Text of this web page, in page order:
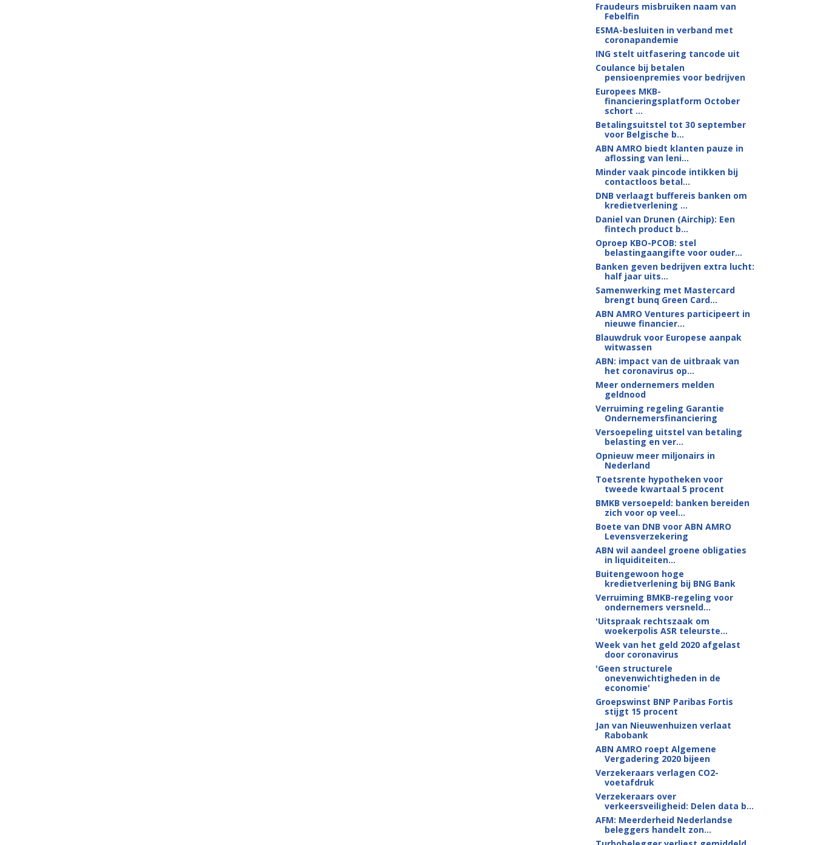
Fraudeurs misbruiken naam van
Febelfin
ESMA-besluiten in verband met
coronapandemie
ING stelt uitfasering tancode uit
Coulance bij betalen
pensioenpremies voor bedrijven
Europees MKB-
financieringsplatform October
schort ...
Betalingsuitstel tot 30 september
voor Belgische b...
ABN AMRO biedt klanten pauze in
aflossing van leni...
Minder vaak pincode intikken bij
contactloos betal...
DNB verlaagt buffereis banken om
kredietverlening ...
Daniel van Drunen (Airchip): Een
fintech product b...
Oproep KBO-PCOB: stel
belastingaangifte voor ouder...
Banken geven bedrijven extra lucht:
half jaar uits...
Samenwerking met Mastercard
brengt bunq Green Card...
ABN AMRO Ventures participeert in
nieuwe financier...
Blauwdruk voor Europese aanpak
witwassen
ABN: impact van de uitbraak van
het coronavirus op...
Meer ondernemers melden
geldnood
Verruiming regeling Garantie
Ondernemersfinanciering
Versoepeling uitstel van betaling
belasting en ver...
Opnieuw meer miljonairs in
Nederland
Toetsrente hypotheken voor
tweede kwartaal 5 procent
BMKB versoepeld: banken bereiden
zich voor op veel...
Boete van DNB voor ABN AMRO
Levensverzekering
ABN wil aandeel groene obligaties
in liquiditeiten...
Buitengewoon hoge
kredietverlening bij BNG Bank
Verruiming BMKB-regeling voor
ondernemers versneld...
'Uitspraak rechtszaak om
woekerpolis ASR teleurste...
Week van het geld 2020 afgelast
door coronavirus
'Geen structurele
onevenwichtigheden in de
economie'
Groepswinst BNP Paribas Fortis
stijgt 15 procent
Jan van Nieuwenhuizen verlaat
Rabobank
ABN AMRO roept Algemene
Vergadering 2020 bijeen
Verzekeraars verlagen CO2-
voetafdruk
Verzekeraars over
verkeersveiligheid: Delen data b...
AFM: Meerderheid Nederlandse
beleggers handelt zon...